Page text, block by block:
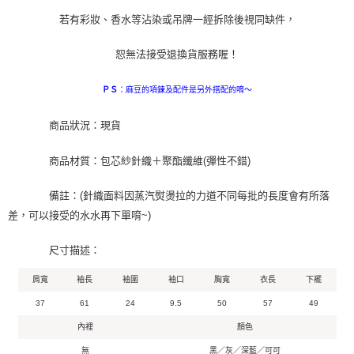
若有彩妝、香水等沾染或吊牌一經拆除後視同缺件，
恕無法接受退換貨服務喔！
ＰＳ ：麻豆的項鍊及配件是另外搭配的唷～
商品狀況：現貨
商品材質：包芯紗針織＋聚酯纖維(彈性不錯)
備註：(針織面料因蒸汽熨燙拉的力道不同每批的長度會有所落
差，可以接受的水水再下單唷~)
尺寸描述：
肩寬 袖長 袖圍 袖口 胸寬 衣長 下襬
37 61 24 9.5 50 57 49
內裡 顏色
無 黑／灰／深藍／可可